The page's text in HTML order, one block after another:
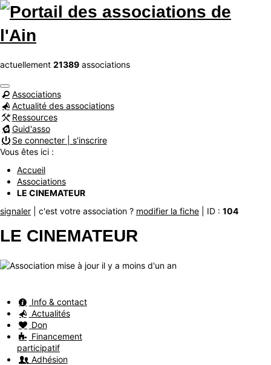
actuellement 21389 associations
Associations
Actualité des associations
Ressources
Guid'asso
Se connecter | s'inscrire
Vous êtes ici :
Accueil
Associations
LE CINEMATEUR
signaler | c'est votre association ? modifier la fiche | ID : 104
LE CINEMATEUR
Info & contact
Actualités
Don
Financement
participatif
Adhésion